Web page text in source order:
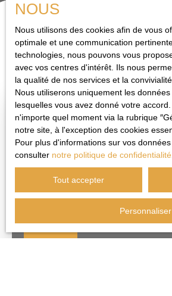
Pertinence
Trier par
NOUS
Nous utilisons des cookies afin de vous
optimale et une communication
technologies, nous pouvons vous
avec vos centres d'intérêt. Ils nous
la qualité de nos services et la
Nous utiliserons uniquement les
lesquelles vous avez donné votre
n'importe quel moment via la rubrique
notre site, à l'exception des cookies
Pour plus d'informations sur vos
consulter notre politique de confidentialité
Tout accepter
Personnaliser